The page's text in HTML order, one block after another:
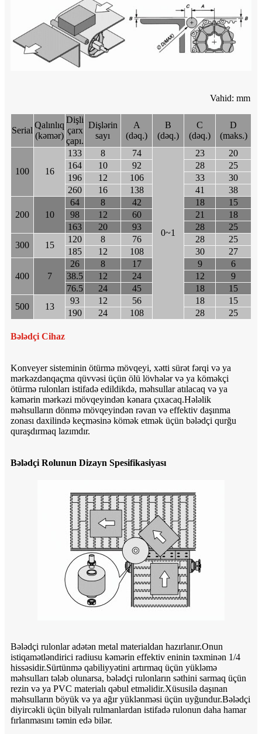
Vahid: mm
Serial
Qalınlıq
(kəmər)
Dişli
çarx
çapı.
Dişlərin
sayı
A
(dəq.)
B
(dəq.)
C
(dəq.)
D
(maks.)
100 16
133 8 74
0~1
23
20
164
10 92 28
25
196
12 106 33
30
260
16 138 41 38
200 10
64 8 42 18
15
98
12 60 21
18
163
20 93 28
25
300
15
120 8 76 28
25
185
12 108 30 27
400 7
26 8 17 9
6
38.5
12 24 12
9
76.5
24 45 18
15
500
13
93 12 56 18
15
190
24 108 28 25
Bələdçi Cihaz
Konveyer sisteminin ötürmə mövqeyi, xətti sürət fərqi və ya
mərkəzdənqaçma qüvvəsi üçün ölü lövhələr və ya köməkçi
ötürmə rulonları istifadə edildikdə, məhsullar atılacaq və ya
kəmərin mərkəzi mövqeyindən kənara çıxacaq.Hələlik
məhsulların dönmə mövqeyindən rəvan və effektiv daşınma
zonası daxilində keçməsinə kömək etmək üçün bələdçi qurğu
quraşdırmaq lazımdır.
Bələdçi Rolunun Dizayn Spesifikasiyası
Bələdçi rulonlar adətən metal materialdan hazırlanır.Onun
istiqamətləndirici radiusu kəmərin effektiv eninin təxminən 1/4
hissəsidir.Sürtünmə qabiliyyətini artırmaq üçün yükləmə
məhsulları tələb olunarsa, bələdçi rulonların səthini sarmaq üçün
rezin və ya PVC materialı qəbul etməlidir.Xüsusilə daşınan
məhsulların böyük və ya ağır yüklənməsi üçün uyğundur.Bələdçi
diyircəkli üçün bilyalı rulmanlardan istifadə rulonun daha hamar
fırlanmasını təmin edə bilər.